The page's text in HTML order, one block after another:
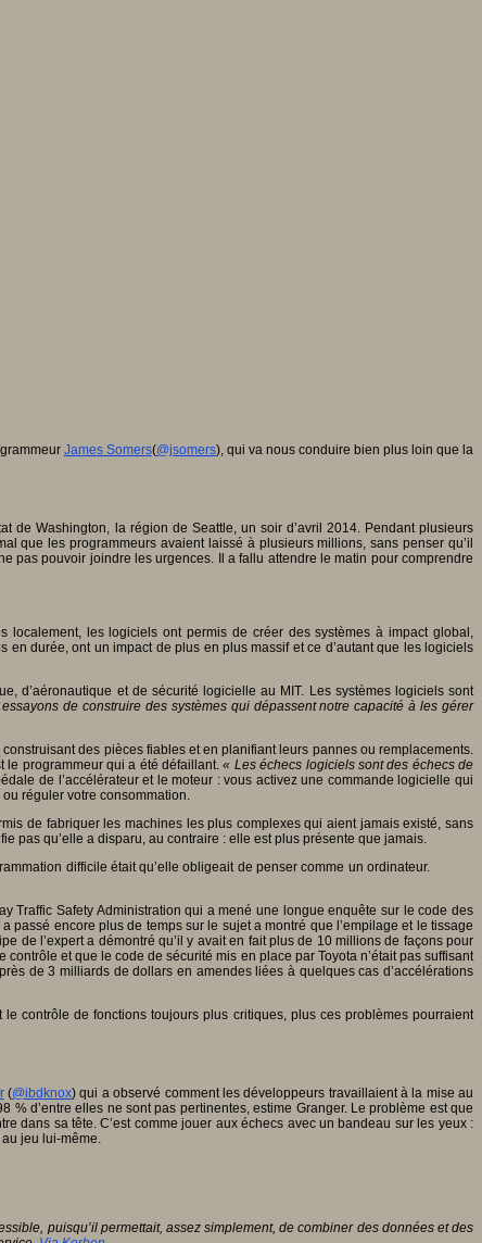
James Somers(@jsomers), qui va nous conduire bien plus loin que la
de Washington, la région de Seattle, un soir d’avril 2014. Pendant plusieurs
que les programmeurs avaient laissé à plusieurs millions, sans penser qu’il
pas pouvoir joindre les urgences. Il a fallu attendre le matin pour comprendre
localement, les logiciels ont permis de créer des systèmes à impact global,
durée, ont un impact de plus en plus massif et ce d’autant que les logiciels
d’aéronautique et de sécurité logicielle au MIT. Les systèmes logiciels sont
de construire des systèmes qui dépassent notre capacité à les gérer
des pièces fiables et en planifiant leurs pannes ou remplacements.
le programmeur qui a été défaillant.« Les échecs logiciels sont des échecs de
de l’accélérateur et le moteur : vous activez une commande logicielle qui
réguler votre consommation.
de fabriquer les machines les plus complexes qui aient jamais existé, sans
pas qu’elle a disparu, au contraire : elle est plus présente que jamais.
difficile était qu’elle obligeait de penser comme un ordinateur.
Traffic Safety Administration qui a mené une longue enquête sur le code des
passé encore plus de temps sur le sujet a montré que l’empilage et le tissage
de l’expert a démontré qu’il y avait en fait plus de 10 millions de façons pour
et que le code de sécurité mis en place par Toyota n’était pas suffisant
de 3 milliards de dollars en amendes liées à quelques cas d’accélérations
contrôle de fonctions toujours plus critiques, plus ces problèmes pourraient
(@ibdknox) qui a observé comment les développeurs travaillaient à la mise au
d’entre elles ne sont pas pertinentes, estime Granger. Le problème est que
dans sa tête. C’est comme jouer aux échecs avec un bandeau sur les yeux :
jeu lui-même.
puisqu’il permettait, assez simplement, de combiner des données et des